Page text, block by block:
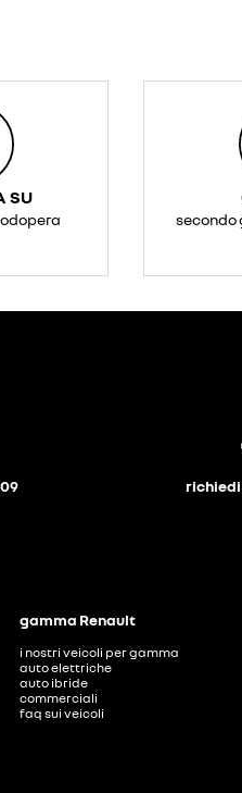
SU
secondo
gamma Renault
i nostri veicoli per gamma
auto elettriche
auto ibride
commerciali
faq sui veicoli